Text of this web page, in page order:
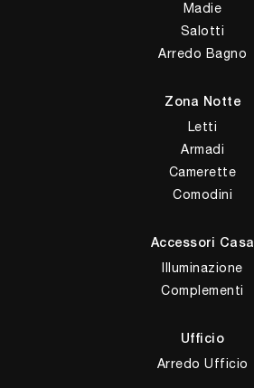
Madie
Salotti
Arredo Bagno
Zona Notte
Letti
Armadi
Camerette
Comodini
Accessori Casa
Illuminazione
Complementi
Ufficio
Arredo Ufficio